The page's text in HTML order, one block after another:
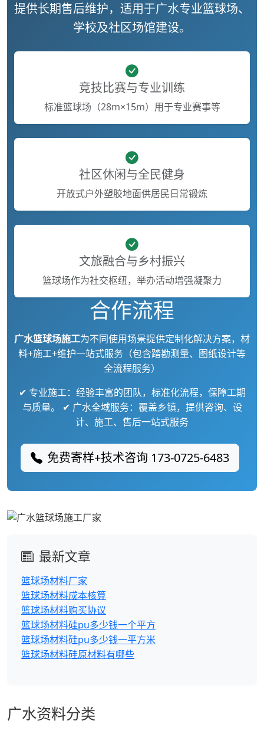
提供长期售后维护，适用于广水专业篮球场、
学校及社区场馆建设。
竞技比赛与专业训练
标准篮球场（28m×15m）用于专业赛事等
社区休闲与全民健身
开放式户外塑胶地面供居民日常锻炼
文旅融合与乡村振兴
篮球场作为社交枢纽，举办活动增强凝聚力
合作流程
广水篮球场施工为不同使用场景提供定制化解决方案，材
料+施工+维护一站式服务（包含踏勘测量、图纸设计等
全流程服务）
✔ 专业施工：经验丰富的团队，标准化流程，保障工期
与质量。 ✔ 广水全域服务：覆盖乡镇，提供咨询、设
计、施工、售后一站式服务
免费寄样+技术咨询 173-0725-6483
最新文章
篮球场材料厂家
篮球场材料成本核算
篮球场材料购买协议
篮球场材料硅pu多少钱一个平方
篮球场材料硅pu多少钱一平方米
篮球场材料硅原材料有哪些
广水资料分类